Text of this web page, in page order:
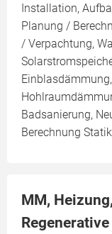
Installation,
Planung /
/ Verpachtung,
Badsanierung,
Berechnung
MM,